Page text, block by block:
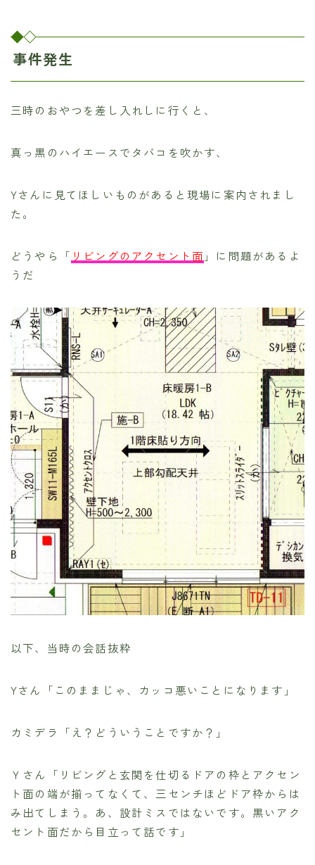
事件発生
三時のおやつを差し入れしに行くと、
真っ黒のハイエースでタバコを吹かす、
Yさんに見てほしいものがあると現場に案内されまし
た。
どうやら「 リビングのアクセント面 」に問題があるよ
うだ
以下、当時の会話抜粋
Yさん「このままじゃ、カッコ悪いことになります」
カミデラ「え？どういうことですか？」
Ｙさん「リビングと玄関を仕切るドアの枠とアクセン
ト面の端が揃ってなくて、三センチほどドア枠からは
み出てしまう。あ、設計ミスではないです。黒いアク
セント面だから目立って話です」